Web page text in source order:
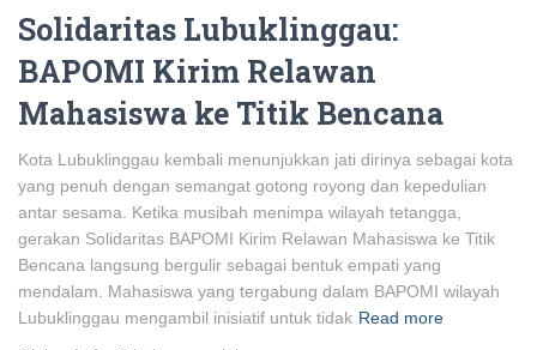
Solidaritas Lubuklinggau:
BAPOMI Kirim Relawan
Mahasiswa ke Titik Bencana
Kota Lubuklinggau kembali menunjukkan jati dirinya sebagai kota
yang penuh dengan semangat gotong royong dan kepedulian
antar sesama. Ketika musibah menimpa wilayah tetangga,
gerakan Solidaritas BAPOMI Kirim Relawan Mahasiswa ke Titik
Bencana langsung bergulir sebagai bentuk empati yang
mendalam. Mahasiswa yang tergabung dalam BAPOMI wilayah
Lubuklinggau mengambil inisiatif untuk tidak Read more